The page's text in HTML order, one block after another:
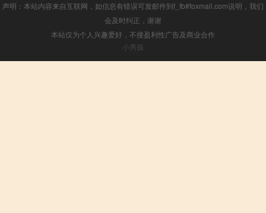
声明：本站内容来自互联网，如信息有错误可发邮件到f_fb#foxmail.com说明，我们
会及时纠正，谢谢
本站仅为个人兴趣爱好，不接盈利性广告及商业合作
小男孩